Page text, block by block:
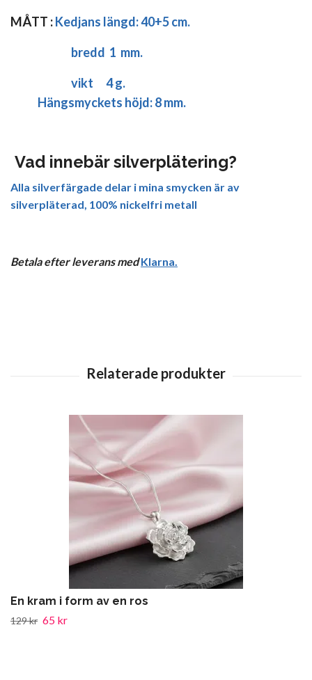
MÅTT :Kedjans längd:40+5 cm.
bredd 1 mm.
vikt 4 g.
Hängsmyckets höjd: 8 mm.
Vad innebär silverplätering?
Alla silverfärgade delar i mina smycken är av
silverpläterad, 100% nickelfri metall
Betala efter leverans med Klarna.
En kram i form av en ros
129 kr 65 kr